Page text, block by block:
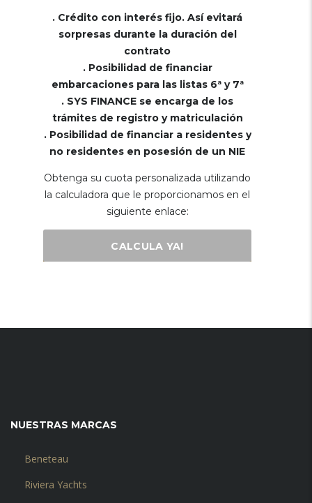
. Crédito con interés fijo. Así evitará
sorpresas durante la duración del
contrato
. Posibilidad de financiar
embarcaciones para las listas 6ª y 7ª
. SYS FINANCE se encarga de los
trámites de registro y matriculación
. Posibilidad de financiar a residentes y
no residentes en posesión de un NIE
Obtenga su cuota personalizada utilizando
la calculadora que le proporcionamos en el
siguiente enlace:
CALCULA YA!
NUESTRAS MARCAS
Beneteau
Riviera Yachts